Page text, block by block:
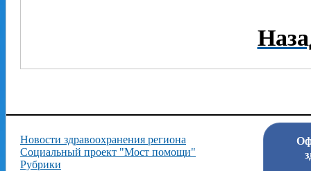
Новости здравоохранения региона
Социальный проект "Мост помощи"
Рубрики